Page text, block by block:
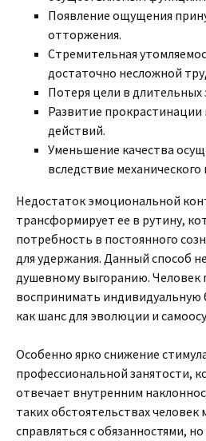
Появление ощущения
отторжения.
Стремительная
достаточно несложной
Потеря цели в длительных
Развитие
действий.
Уменьшение качества
вследствие механического
Недостаток эмоциональной
трансформирует ее в рутину,
потребность в постоянного
для удержания. Данный способ
душевному выгоранию. Человек
воспринимать индивидуальную
как шанс для эволюции и
Особенно ярко снижение
профессиональной занятости,
отвечает внутренним
таких обстоятельствах
справляться с обязанностями,